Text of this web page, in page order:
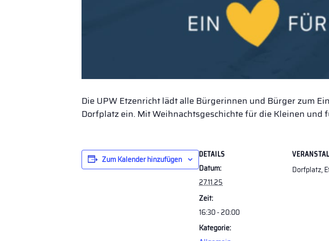
Die UPW Etzenricht lädt alle Bürgerinnen und Bürger zum
Dorfplatz ein. Mit Weihnachtsgeschichte für die Kleinen
Zum Kalender hinzufügen
DETAILS
Datum:
27.11.25
Zeit:
16:30 - 20:00
Kategorie:
Dorfplatz,